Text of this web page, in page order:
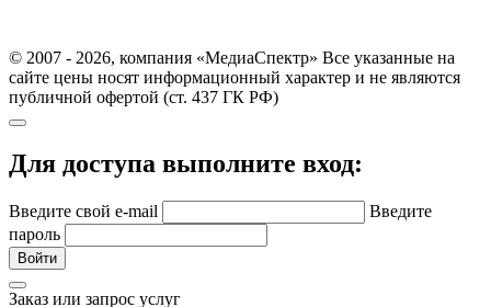
© 2007 - 2026, компания «МедиаСпектр» Все указанные на
сайте цены носят информационный характер и не являются
публичной офертой (ст. 437 ГК РФ)
Для доступа выполните вход:
Введите свой e-mail
Введите
пароль
Войти
Заказ или запрос услуг